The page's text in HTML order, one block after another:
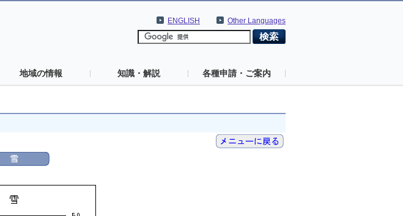
Other Languages
ENGLISH
地域の情報 知識・解説 各種申請・ご案内